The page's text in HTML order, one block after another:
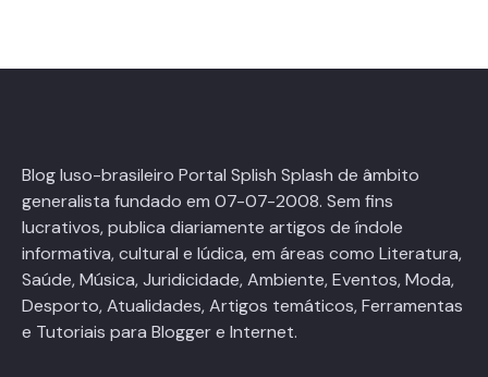
Blog luso-brasileiro Portal Splish Splash de âmbito
generalista fundado em 07-07-2008. Sem fins
lucrativos, publica diariamente artigos de índole
informativa, cultural e lúdica, em áreas como Literatura,
Saúde, Música, Juridicidade, Ambiente, Eventos, Moda,
Desporto, Atualidades, Artigos temáticos, Ferramentas
e Tutoriais para Blogger e Internet.